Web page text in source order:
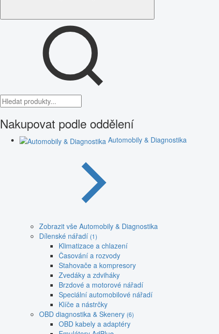
Nakupovat podle oddělení
Automobily & Diagnostika
Zobrazit vše Automobily & Diagnostika
Dílenské nářadí (1)
Klimatizace a chlazení
Časování a rozvody
Stahovače a kompresory
Zvedáky a zdviháky
Brzdové a motorové nářadí
Speciální automobilové nářadí
Klíče a nástrčky
OBD diagnostika & Skenery (6)
OBD kabely a adaptéry